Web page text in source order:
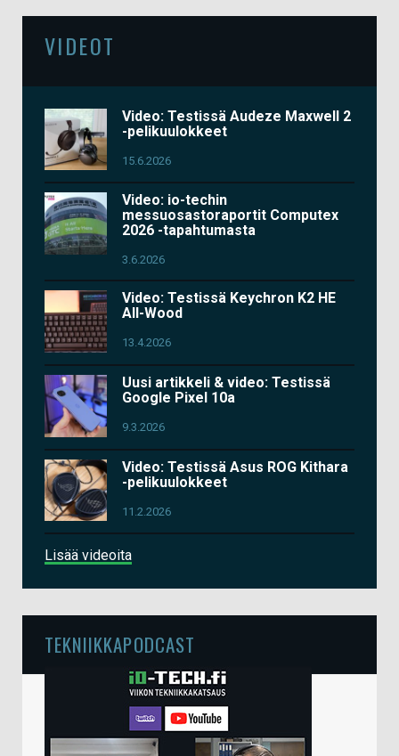
VIDEOT
Video: Testissä Audeze Maxwell 2
-pelikuulokkeet
15.6.2026
Video: io-techin
messuosastoraportit Computex
2026 -tapahtumasta
3.6.2026
Video: Testissä Keychron K2 HE
All-Wood
13.4.2026
Uusi artikkeli & video: Testissä
Google Pixel 10a
9.3.2026
Video: Testissä Asus ROG Kithara
-pelikuulokkeet
11.2.2026
Lisää videoita
TEKNIIKKAPODCAST